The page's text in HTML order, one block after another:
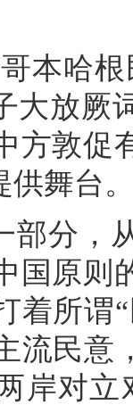
本哈
大放厥
方敦促
供舞台
部分，
国原则
着所谓
流民意
岸对